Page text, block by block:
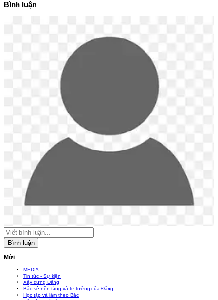
Bình luận
Bình luận
Mới
MEDIA
Tin tức - Sự kiện
Xây dựng Đảng
Bảo vệ nền tảng và tư tưởng của Đảng
Học tập và làm theo Bác